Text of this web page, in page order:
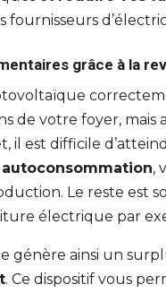
fournisseurs
grâce à la
de votre foyer, mais
il est difficile
autoconsommation,
Le reste est
électrique par
génère ainsi un
. Ce dispositif vous